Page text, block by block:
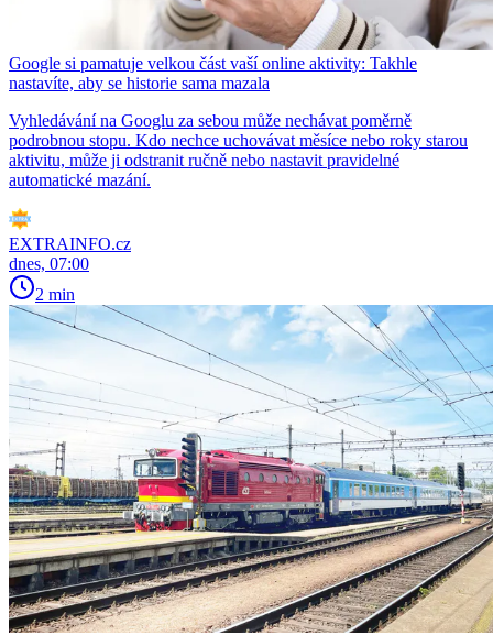
Google si pamatuje velkou část vaší online aktivity: Takhle
nastavíte, aby se historie sama mazala
Vyhledávání na Googlu za sebou může nechávat poměrně
podrobnou stopu. Kdo nechce uchovávat měsíce nebo roky starou
aktivitu, může ji odstranit ručně nebo nastavit pravidelné
automatické mazání.
EXTRAINFO.cz
dnes, 07:00
2 min